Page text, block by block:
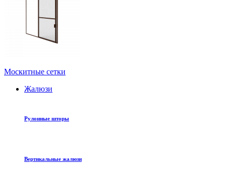
Москитные сетки
Жалюзи
Рулонные шторы
Вертикальные жалюзи